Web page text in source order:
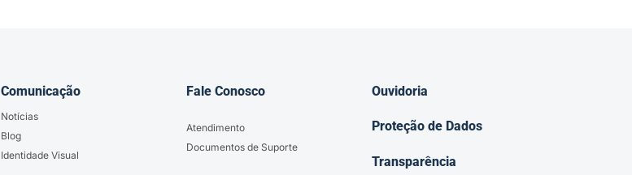
Comunicação
Notícias
Blog
Identidade Visual
Fale Conosco
Atendimento
Documentos de Suporte
Ouvidoria
Proteção de Dados
Transparência